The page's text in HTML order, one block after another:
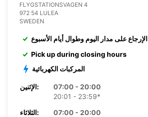
FLYGSTATIONSVAGEN 4
972 54 LULEA
SWEDEN
الإرجاع على مدار اليوم وطوال أيام الأسبوع
Pick up during closing hours
المركبات الكهربائية
الإثنين:
07:00 - 20:00
20:01 - 23:59*
الثلاثاء:
07:00 - 20:00